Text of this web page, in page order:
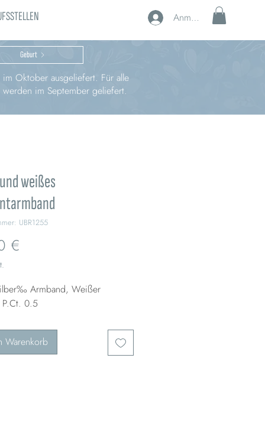
Anmelden
Geburt
Oktober ausgeliefert. Für alle
im September geliefert.
weißes
UBR1255
€
Armband, Weißer
P.Ct. 0.5
Warenkorb